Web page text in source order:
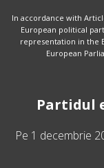
In accordance with
European political
representation in the
European
Partidul
Pe 1 decembrie